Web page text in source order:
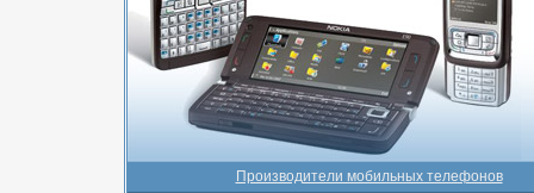
Производители мобильных телефонов